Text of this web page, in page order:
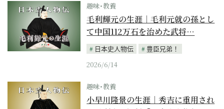
趣味･教養
毛利輝元の生涯｜毛利元就の孫とし
て中国112万石を治めた武将…
日本史人物伝
豊臣兄弟！
2026/6/14
趣味･教養
小早川隆景の生涯｜秀吉に重用され